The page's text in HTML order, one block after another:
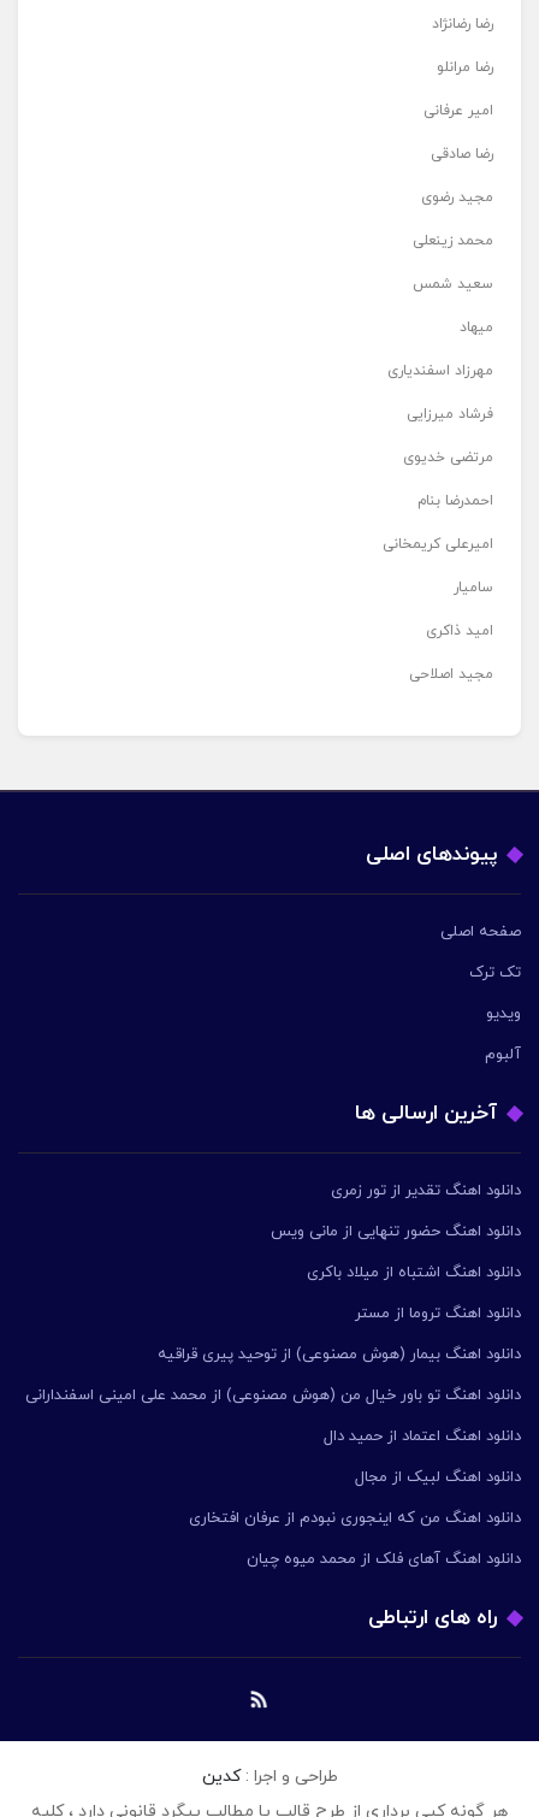
رضا رضانژاد
رضا مرانلو
امیر عرفانی
رضا صادقی
مجید رضوی
محمد زینعلی
سعید شمس
میهاد
مهرزاد اسفندیاری
فرشاد میرزایی
مرتضی خدیوی
احمدرضا بنام
امیرعلی کریمخانی
سامیار
امید ذاکری
مجید اصلاحی
پیوندهای اصلی
صفحه اصلی
تک ترک
ویدیو
آلبوم
آخرین ارسالی ها
دانلود اهنگ تقدیر از تور زمری
دانلود اهنگ حضور تنهایی از مانی ویس
دانلود اهنگ اشتباه از میلاد باکری
دانلود اهنگ تروما از مستر
دانلود اهنگ بیمار (هوش مصنوعی) از توحید پیری قراقیه
دانلود اهنگ تو باور خیال من (هوش مصنوعی) از محمد علی امینی اسفندارانی
دانلود اهنگ اعتماد از حمید دال
دانلود اهنگ لبیک از مجال
دانلود اهنگ من که اینجوری نبودم از عرفان افتخاری
دانلود اهنگ آهای فلک از محمد میوه چیان
راه های ارتباطی
طراحی و اجرا :کدین
هر گونه کپی برداری از طرح قالب یا مطالب پیگرد قانونی دارد ، کلیه